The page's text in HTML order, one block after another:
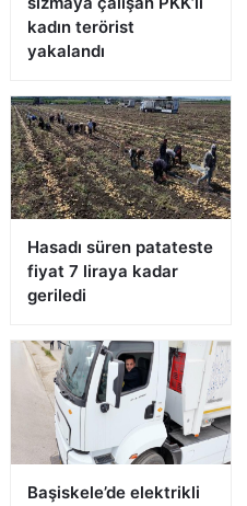
kadın terörist
yakalandı
Hasadı süren patateste
fiyat 7 liraya kadar
geriledi
Başiskele’de elektrikli